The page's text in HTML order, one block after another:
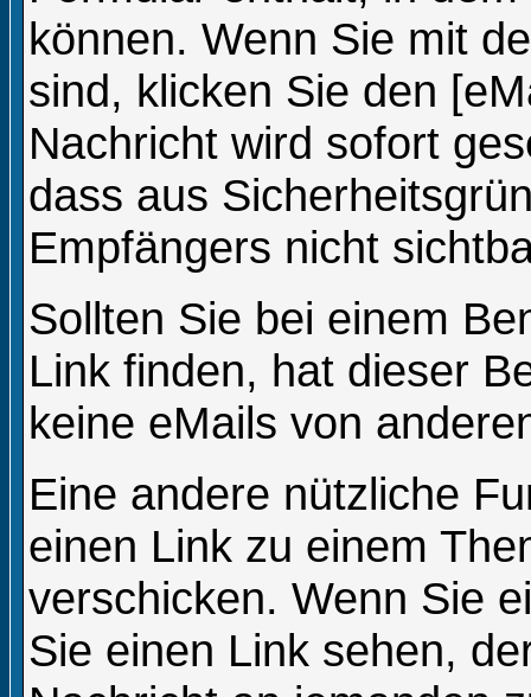
können. Wenn Sie mit
sind, klicken Sie den
Nachricht wird sofort
dass aus
Empfängers nicht
Sollten Sie bei einem
Link finden, hat dieser
keine eMails von
Eine andere nützliche
einen Link zu einem
verschicken. Wenn Sie
Sie einen Link sehen,